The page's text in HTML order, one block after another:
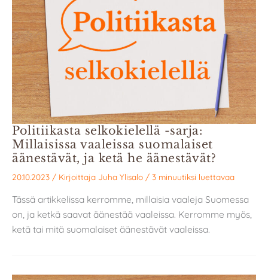
Politiikasta selkokielellä -sarja:
Millaisissa vaaleissa suomalaiset
äänestävät, ja ketä he äänestävät?
20.10.2023 / Kirjoittaja Juha Ylisalo / 3 minuutiksi luettavaa
Tässä artikkelissa kerromme, millaisia vaaleja Suomessa
on, ja ketkä saavat äänestää vaaleissa. Kerromme myös,
ketä tai mitä suomalaiset äänestävät vaaleissa.